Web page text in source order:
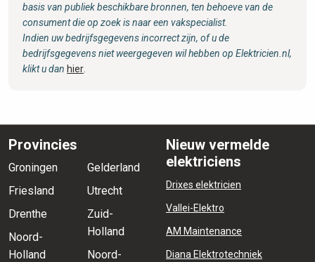
basis van publiek beschikbare bronnen, ten behoeve van de
consument die op zoek is naar een vakspecialist.
Indien uw bedrijfsgegevens incorrect zijn, of u de
bedrijfsgegevens niet weergegeven wil hebben op Elektricien.nl,
klikt u dan hier
Provincies
Groningen
Friesland
Drenthe
Noord-
Holland
Gelderland
Utrecht
Zuid-
Holland
Noord-
Nieuw vermelde
elektriciens
Drixes elektricien
Vallei-Elektro
AM Maintenance
Diana Elektrotechniek